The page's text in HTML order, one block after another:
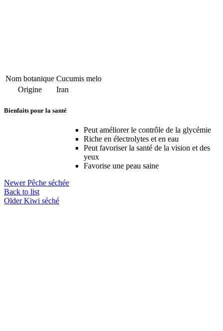
Nom botanique Cucumis melo
Origine
Iran
Bienfaits pour la santé
Peut améliorer le contrôle de la glycémie
Riche en électrolytes et en eau
Peut favoriser la santé de la vision et des
yeux
Favorise une peau saine
Newer Pêche séchée
Back to list
Older Kiwi séché